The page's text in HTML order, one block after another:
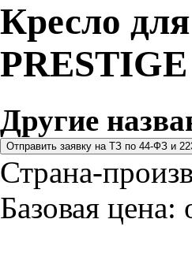
Кресло
PRESTIGE
Другие
Страна-
Базовая цена: